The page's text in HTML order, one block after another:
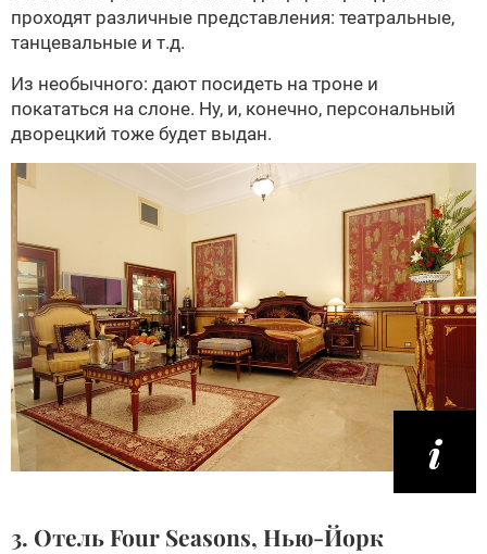
проходят различные представления: театральные,
танцевальные и т.д.
Из необычного: дают посидеть на троне и
покататься на слоне. Ну, и, конечно, персональный
дворецкий тоже будет выдан.
3. Отель Four Seasons, Нью-Йорк